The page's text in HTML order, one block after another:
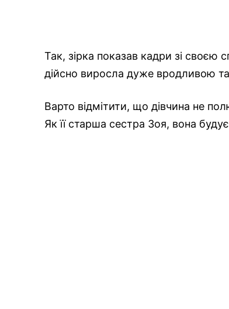
Так, зірка показав кадри зі своєю
дійсно виросла дуже вродливою
Варто відмітити, що дівчина не
Як її старша сестра Зоя, вона